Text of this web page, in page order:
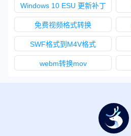
Windows 10 ESU 更新补丁
免费视频格式转换
SWF格式到M4V格式
webm转换mov